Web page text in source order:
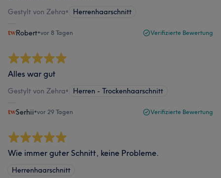
Gestylt von Zehra• Herrenhaarschnitt
Robert•vor 8 Tagen Verifizierte Bewertung
Alles war gut
Gestylt von Zehra• Herren - Trockenhaarschnitt
Serhii•vor 29 Tagen Verifizierte Bewertung
Wie immer guter Schnitt, keine Probleme.
Herrenhaarschnitt